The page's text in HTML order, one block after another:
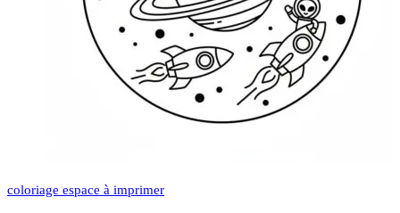
coloriage espace à imprimer